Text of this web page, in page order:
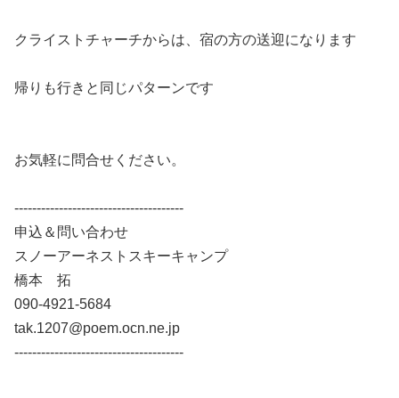
クライストチャーチからは、宿の方の送迎になります
帰りも行きと同じパターンです
お気軽に問合せください。
--------------------------------------
申込＆問い合わせ
スノーアーネストスキーキャンプ
橋本 拓
090-4921-5684
tak.1207@poem.ocn.ne.jp
--------------------------------------